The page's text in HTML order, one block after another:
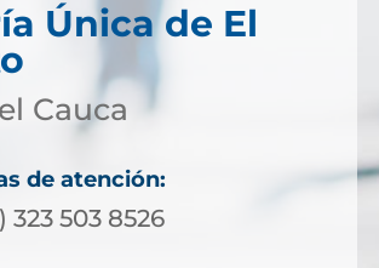
Única de El
Cauca
de atención:
323 503 8526